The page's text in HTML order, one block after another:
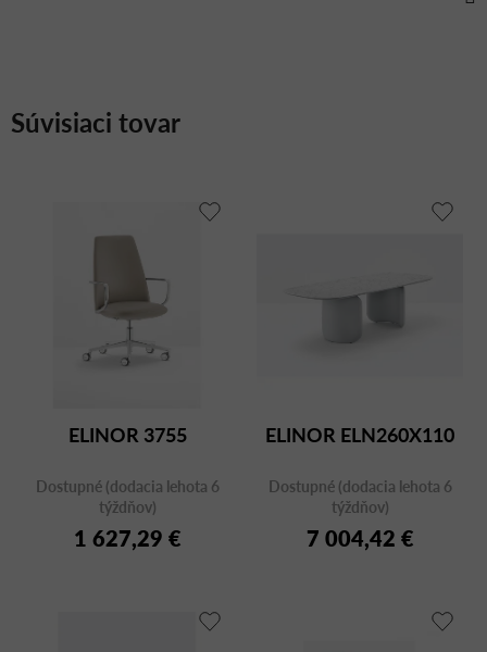
Súvisiaci tovar
ELINOR 3755
Dostupné (dodacia lehota 6
týždňov)
1 627,29 €
ELINOR ELN260X110
Dostupné (dodacia lehota 6
týždňov)
7 004,42 €